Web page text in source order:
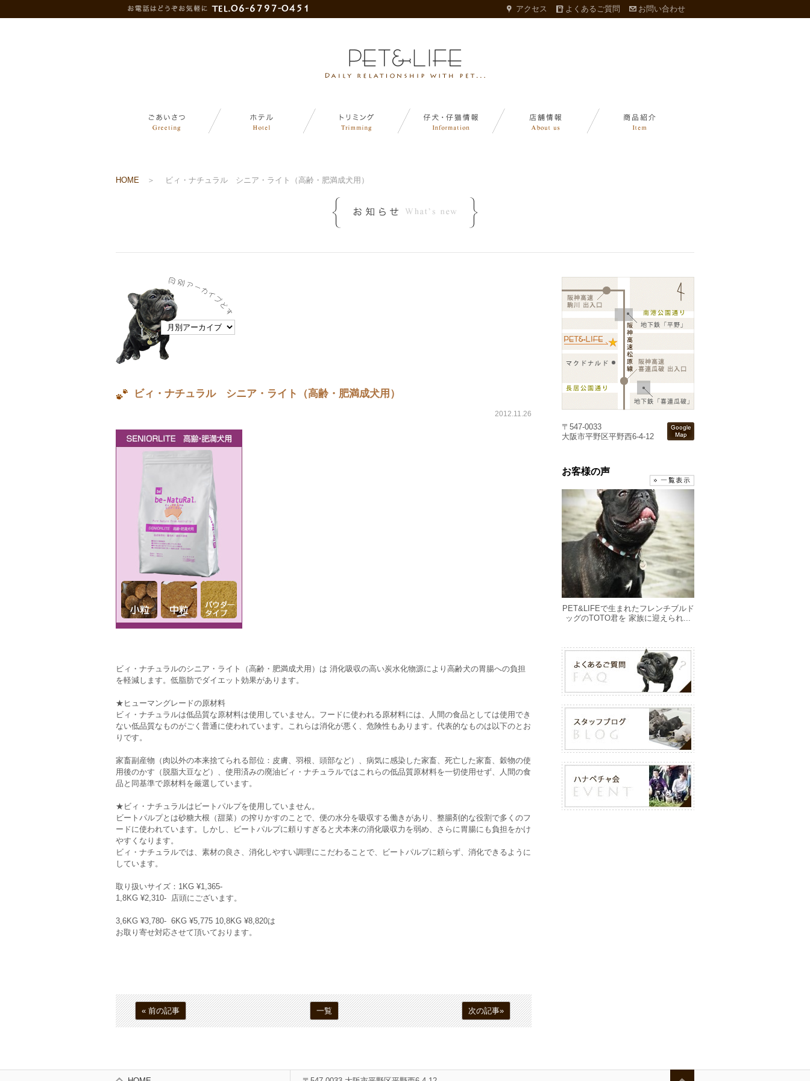
アクセス よくあるご質問 お問い合わせ
HOME ＞ ビィ・ナチュラル シニア・ライト（高齢・肥満成犬用）
ビィ・ナチュラル シニア・ライト（高齢・肥満成犬用）
2012.11.26
ビィ・ナチュラルのシニア・ライト（高齢・肥満成犬用）は 消化吸収の高い炭水化物源により高齢犬の胃腸への負担
を軽減します。低脂肪でダイエット効果があります。
★ヒューマングレードの原材料
ビィ・ナチュラルは低品質な原材料は使用していません。フードに使われる原材料には、人間の食品としては使用でき
ない低品質なものがごく普通に使われています。これらは消化が悪く、危険性もあります。代表的なものは以下のとお
りです。
家畜副産物（肉以外の本来捨てられる部位：皮膚、羽根、頭部など）、病気に感染した家畜、死亡した家畜、穀物の使
用後のかす（脱脂大豆など）、使用済みの廃油ビィ・ナチュラルではこれらの低品質原材料を一切使用せず、人間の食
品と同基準で原材料を厳選しています。
★ビィ・ナチュラルはビートパルプを使用していません。
ビートパルプとは砂糖大根（甜菜）の搾りかすのことで、便の水分を吸収する働きがあり、整腸剤的な役割で多くのフ
ードに使われています。しかし、ビートパルプに頼りすぎると犬本来の消化吸収力を弱め、さらに胃腸にも負担をかけ
やすくなります。
ビィ・ナチュラルでは、素材の良さ、消化しやすい調理にこだわることで、ビートパルプに頼らず、消化できるように
しています。
取り扱いサイズ：1KG ¥1,365-
1,8KG ¥2,310- 店頭にございます。
3,6KG ¥3,780- 6KG ¥5,775 10,8KG ¥8,820は
お取り寄せ対応させて頂いております。
« 前の記事 一覧 次の記事»
〒547-0033
大阪市平野区平野西6-4-12
お客様の声
PET&LIFEで生まれたフレンチブルド
ッグのTOTO君を 家族に迎えられ...